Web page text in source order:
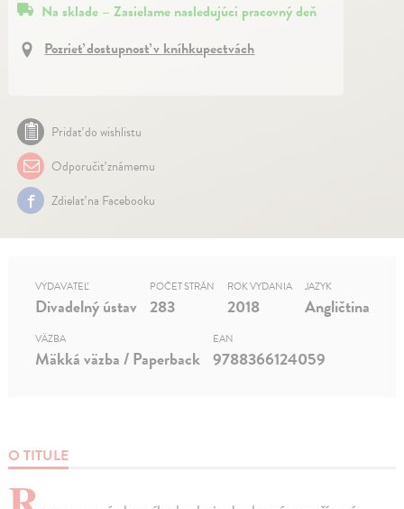
Na sklade – Zasielame nasledujúci pracovný deň
Pozrieť dostupnosť v kníhkupectvách
Pridať do wishlistu
Odporučiť známemu
Zdielať na Facebooku
O TITULE
VYDAVATEĽ
Divadelný ústav
POČET STRÁN
283
ROK VYDANIA
2018
JAZYK
Angličtina
VÄZBA
Mäkká väzba / Paperback
EAN
9788366124059